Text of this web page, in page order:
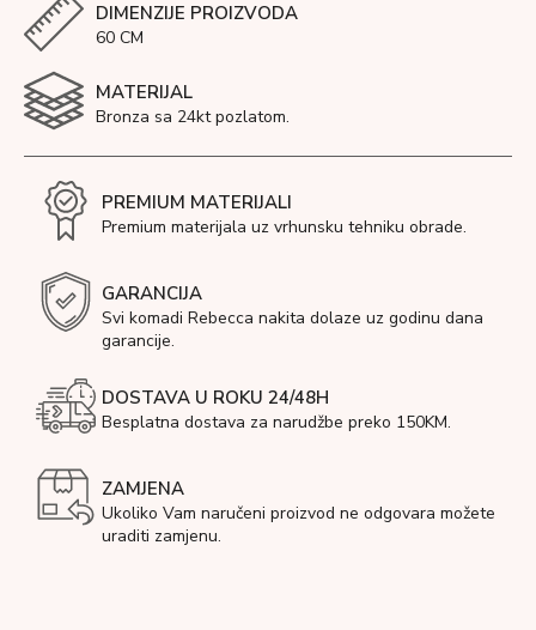
DIMENZIJE PROIZVODA
60 CM
MATERIJAL
Bronza sa 24kt pozlatom.
PREMIUM MATERIJALI
Premium materijala uz vrhunsku tehniku obrade.
GARANCIJA
Svi komadi Rebecca nakita dolaze uz godinu dana
garancije.
DOSTAVA U ROKU 24/48H
Besplatna dostava za narudžbe preko 150KM.
ZAMJENA
Ukoliko Vam naručeni proizvod ne odgovara možete
uraditi zamjenu.